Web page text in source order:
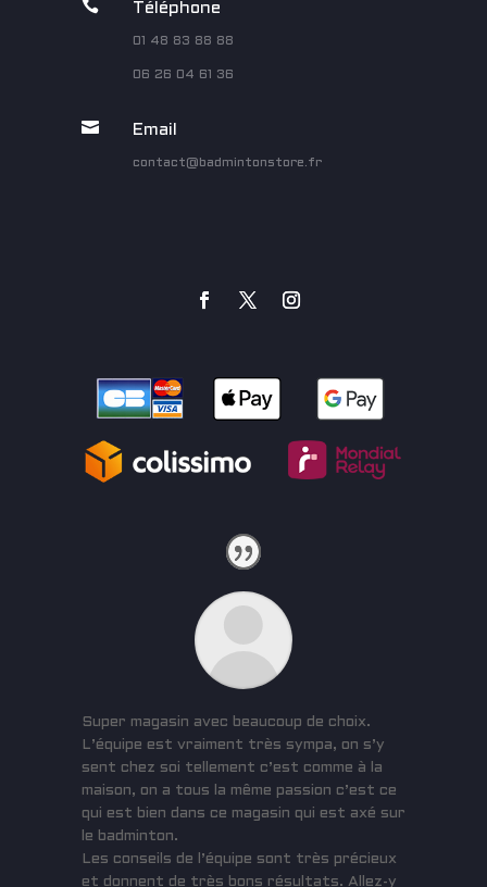
 Téléphone
01 48 83 88 88
06 26 04 61 36
 Email
contact@badmintonstore.fr
Super magasin avec beaucoup de choix.
L’équipe est vraiment très sympa, on s’y
sent chez soi tellement c’est comme à la
maison, on a tous la même passion c’est ce
qui est bien dans ce magasin qui est axé sur
le badminton.
Les conseils de l’équipe sont très précieux
et donnent de très bons résultats. Allez-y